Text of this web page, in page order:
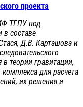
проекта
ТГПУ под
в составе
Д.В. Карташова и
теории гравитации,
для расчета
их решения и